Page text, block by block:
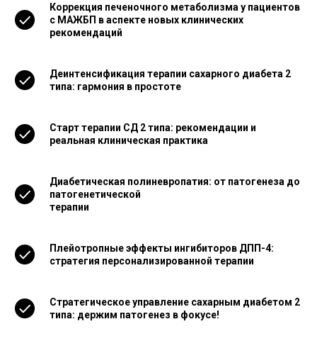
Коррекция печеночного метаболизма у пациентов
с МАЖБП в аспекте новых клинических
рекомендаций
Деинтенсификация терапии сахарного диабета 2
типа: гармония в простоте
Старт терапии СД 2 типа: рекомендации и
реальная клиническая практика
Диабетическая полиневропатия: от патогенеза до
патогенетической
терапии
Плейотропные эффекты ингибиторов ДПП-4:
стратегия персонализированной терапии
Стратегическое управление сахарным диабетом 2
типа: держим патогенез в фокусе!